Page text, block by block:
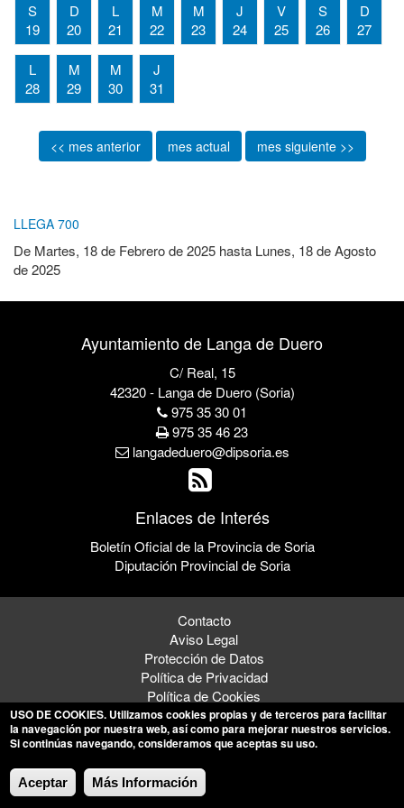
S
19
D
20
L
21
M
22
M
23
J
24
V
25
S
26
D
27
L
28
M
29
M
30
J
31
<< mes anterior mes actual mes siguiente >>
LLEGA 700
De Martes, 18 de Febrero de 2025 hasta Lunes, 18 de Agosto
de 2025
Ayuntamiento de Langa de Duero
C/ Real, 15
42320 - Langa de Duero (Soria)
975 35 30 01
975 35 46 23
langadeduero@dipsoria.es
Enlaces de Interés
Boletín Oficial de la Provincia de Soria
Diputación Provincial de Soria
Contacto
Aviso Legal
Protección de Datos
Política de Privacidad
Política de Cookies
© 2026 Ayuntamiento de Langa de Duero
USO DE COOKIES. Utilizamos cookies propias y de terceros para facilitar
la navegación por nuestra web, así como para mejorar nuestros servicios.
Si continúas navegando, consideramos que aceptas su uso.
Aceptar Más Información